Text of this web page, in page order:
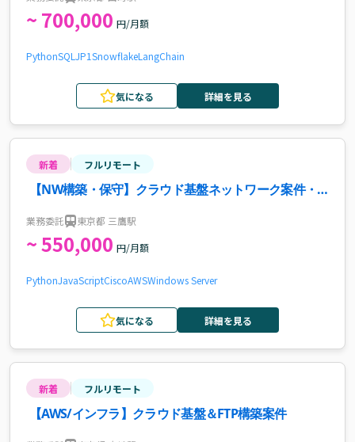
~ 700,000 円/月額
PythonSQL JP1SnowflakeLangChain
気になる 詳細を見る
新着 フルリモート
【NW構築・保守】クラウド基盤ネットワーク案件・
業務委託 東京都 三鷹駅
~ 550,000 円/月額
PythonJavaScriptCiscoAWSWindows Server
気になる 詳細を見る
新着 フルリモート
【AWS/インフラ】クラウド基盤＆FTP構築案件